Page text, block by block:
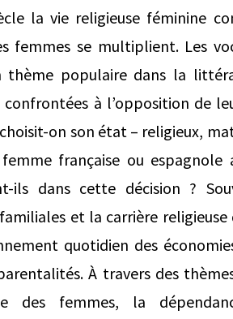
la vie religieuse féminine
femmes se multiplient. Les
thème populaire dans la
confrontées à l’opposition de
on son état – religieux,
française ou
ils dans cette décision ?
et la carrière
quotidien des
À travers des
des femmes, la